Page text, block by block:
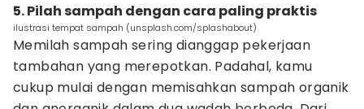
5. Pilah sampah dengan cara paling praktis
ilustrasi tempat sampah (unsplash.com/splashabout)
Memilah sampah sering dianggap pekerjaan
tambahan yang merepotkan. Padahal, kamu
cukup mulai dengan memisahkan sampah organik